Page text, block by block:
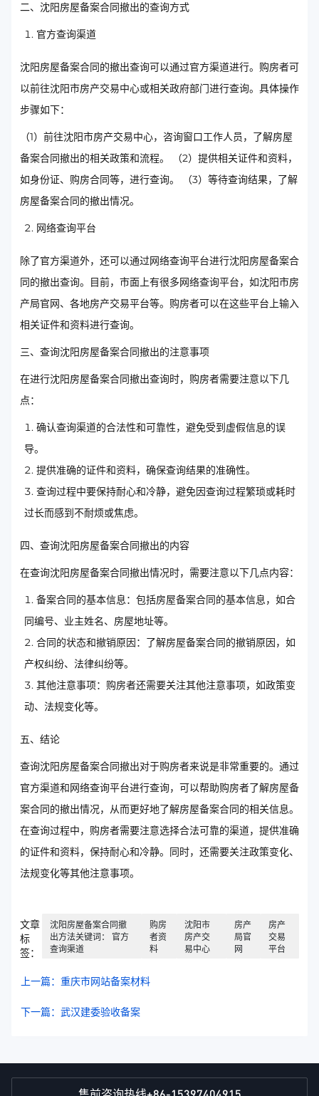
二、沈阳房屋备案合同撤出的查询方式
官方查询渠道
沈阳房屋备案合同的撤出查询可以通过官方渠道进行。购房者可
以前往沈阳市房产交易中心或相关政府部门进行查询。具体操作
步骤如下：
（1）前往沈阳市房产交易中心，咨询窗口工作人员，了解房屋
备案合同撤出的相关政策和流程。 （2）提供相关证件和资料，
如身份证、购房合同等，进行查询。 （3）等待查询结果，了解
房屋备案合同的撤出情况。
网络查询平台
除了官方渠道外，还可以通过网络查询平台进行沈阳房屋备案合
同的撤出查询。目前，市面上有很多网络查询平台，如沈阳市房
产局官网、各地房产交易平台等。购房者可以在这些平台上输入
相关证件和资料进行查询。
三、查询沈阳房屋备案合同撤出的注意事项
在进行沈阳房屋备案合同撤出查询时，购房者需要注意以下几
点：
确认查询渠道的合法性和可靠性，避免受到虚假信息的误
导。
提供准确的证件和资料，确保查询结果的准确性。
查询过程中要保持耐心和冷静，避免因查询过程繁琐或耗时
过长而感到不耐烦或焦虑。
四、查询沈阳房屋备案合同撤出的内容
在查询沈阳房屋备案合同撤出情况时，需要注意以下几点内容：
备案合同的基本信息：包括房屋备案合同的基本信息，如合
同编号、业主姓名、房屋地址等。
合同的状态和撤销原因：了解房屋备案合同的撤销原因，如
产权纠纷、法律纠纷等。
其他注意事项：购房者还需要关注其他注意事项，如政策变
动、法规变化等。
五、结论
查询沈阳房屋备案合同撤出对于购房者来说是非常重要的。通过
官方渠道和网络查询平台进行查询，可以帮助购房者了解房屋备
案合同的撤出情况，从而更好地了解房屋备案合同的相关信息。
在查询过程中，购房者需要注意选择合法可靠的渠道，提供准确
的证件和资料，保持耐心和冷静。同时，还需要关注政策变化、
法规变化等其他注意事项。
文章
标
签：
沈阳房屋备案合同撤
出方法关键词： 官方
查询渠道
购房
者资
料
沈阳市
房产交
易中心
房产
局官
网
房产
交易
平台
上一篇：重庆市网站备案材料
下一篇：武汉建委验收备案